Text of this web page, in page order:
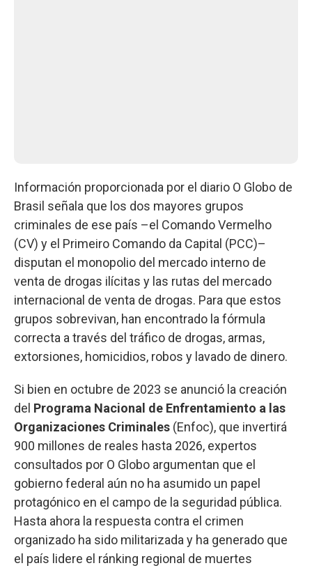
Información proporcionada por el diario O Globo de
Brasil señala que los dos mayores grupos
criminales de ese país –el Comando Vermelho
(CV) y el Primeiro Comando da Capital (PCC)–
disputan el monopolio del mercado interno de
venta de drogas ilícitas y las rutas del mercado
internacional de venta de drogas. Para que estos
grupos sobrevivan, han encontrado la fórmula
correcta a través del tráfico de drogas, armas,
extorsiones, homicidios, robos y lavado de dinero.
Si bien en octubre de 2023 se anunció la creación
del Programa Nacional de Enfrentamiento a las
Organizaciones Criminales (Enfoc), que invertirá
900 millones de reales hasta 2026, expertos
consultados por O Globo argumentan que el
gobierno federal aún no ha asumido un papel
protagónico en el campo de la seguridad pública.
Hasta ahora la respuesta contra el crimen
organizado ha sido militarizada y ha generado que
el país lidere el ránking regional de muertes